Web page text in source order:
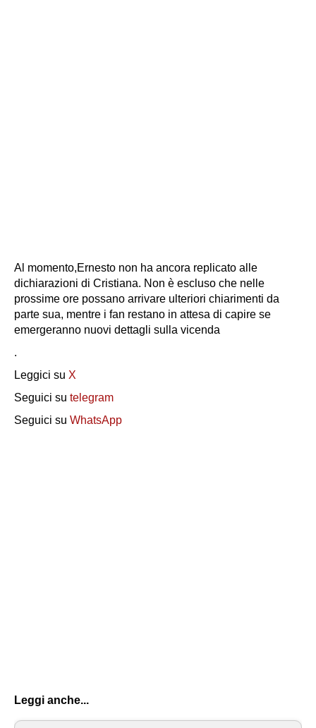
Al momento,Ernesto non ha ancora replicato alle
dichiarazioni di Cristiana. Non è escluso che nelle
prossime ore possano arrivare ulteriori chiarimenti da
parte sua, mentre i fan restano in attesa di capire se
emergeranno nuovi dettagli sulla vicenda
.
Leggici su X
Seguici su telegram
Seguici su WhatsApp
Leggi anche...